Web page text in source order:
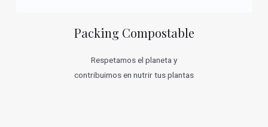
Packing Compostable
Respetamos el planeta y
contribuimos en nutrir tus plantas